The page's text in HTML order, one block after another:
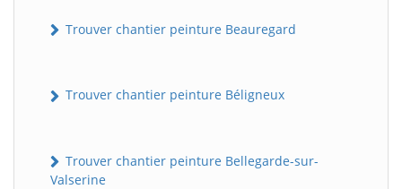
Trouver chantier peinture Beauregard
Trouver chantier peinture Béligneux
Trouver chantier peinture Bellegarde-sur-
Valserine